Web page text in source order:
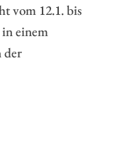
vom 12.1. bis
einem
der